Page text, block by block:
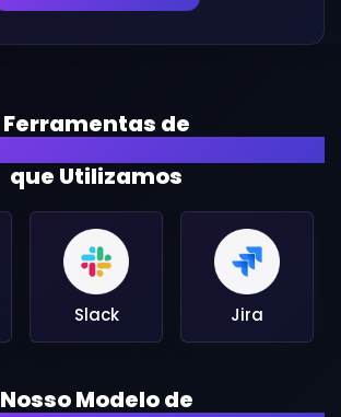
Ferramentas de
que Utilizamos
Slack Jira
Nosso Modelo de